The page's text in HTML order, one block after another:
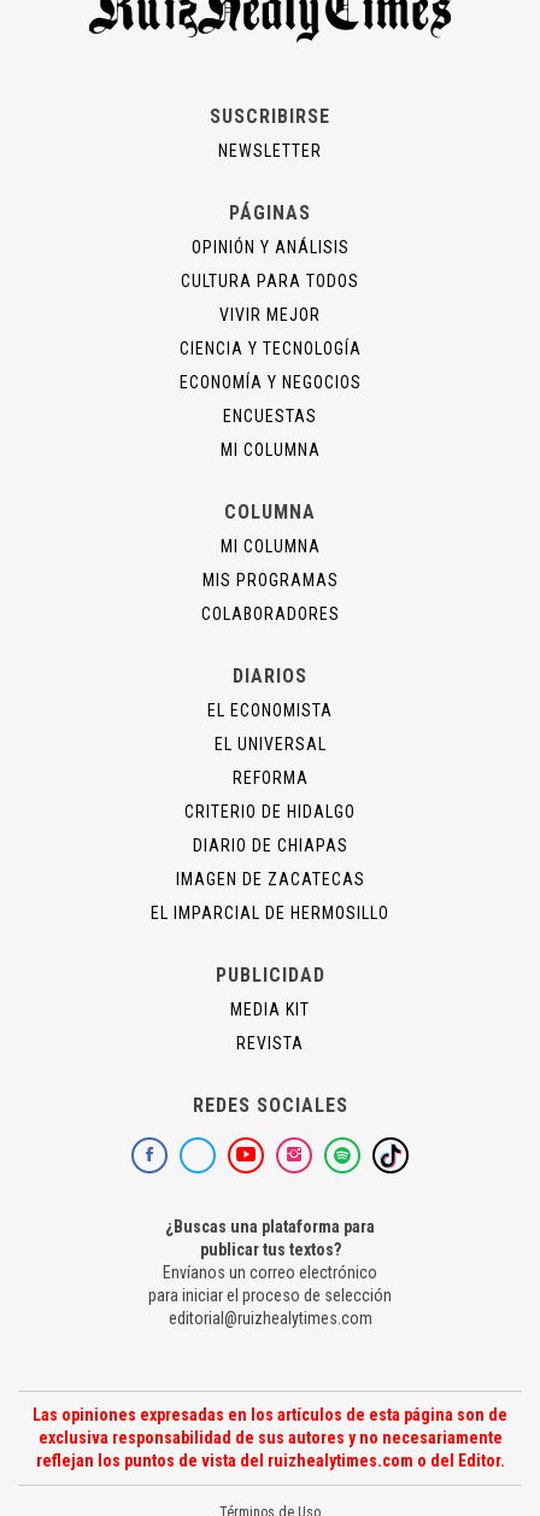
SUSCRIBIRSE
NEWSLETTER
PÁGINAS
OPINIÓN Y ANÁLISIS
CULTURA PARA TODOS
VIVIR MEJOR
CIENCIA Y TECNOLOGÍA
ECONOMÍA Y NEGOCIOS
ENCUESTAS
MI COLUMNA
COLUMNA
MI COLUMNA
MIS PROGRAMAS
COLABORADORES
DIARIOS
EL ECONOMISTA
EL UNIVERSAL
REFORMA
CRITERIO DE HIDALGO
DIARIO DE CHIAPAS
IMAGEN DE ZACATECAS
EL IMPARCIAL DE HERMOSILLO
PUBLICIDAD
MEDIA KIT
REVISTA
REDES SOCIALES
¿Buscas una plataforma para
publicar tus textos?
Envíanos un correo electrónico
para iniciar el proceso de selección
editorial@ruizhealytimes.com
Las opiniones expresadas en los artículos de esta página son de
exclusiva responsabilidad de sus autores y no necesariamente
reflejan los puntos de vista del ruizhealytimes.com o del Editor.